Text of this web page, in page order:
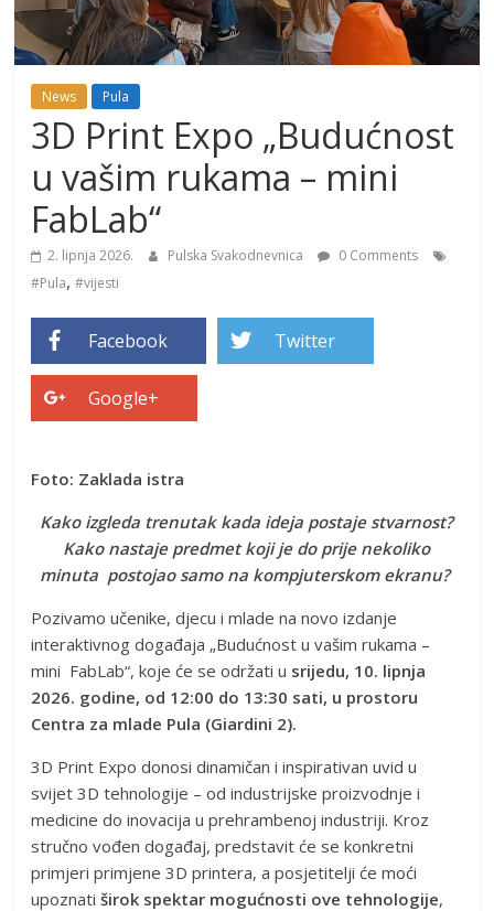
News Pula
3D Print Expo „Budućnost
u vašim rukama – mini
FabLab“
2. lipnja 2026. Pulska Svakodnevnica
0 Comments
#Pula,#vijesti
Facebook Twitter
Google+
Foto: Zaklada istra
Kako izgleda trenutak kada ideja postaje stvarnost?
Kako nastaje predmet koji je do prije nekoliko
minuta postojao samo na kompjuterskom ekranu?
Pozivamo učenike, djecu i mlade na novo izdanje
interaktivnog događaja „Budućnost u vašim rukama –
mini FabLab“, koje će se održati u srijedu, 10. lipnja
2026. godine, od 12:00 do 13:30 sati, u prostoru
Centra za mlade Pula (Giardini 2).
3D Print Expo donosi dinamičan i inspirativan uvid u
svijet 3D tehnologije – od industrijske proizvodnje i
medicine do inovacija u prehrambenoj industriji. Kroz
stručno vođen događaj, predstavit će se konkretni
primjeri primjene 3D printera, a posjetitelji će moći
upoznatiširok spektar mogućnosti ove tehnologije,